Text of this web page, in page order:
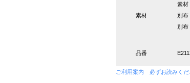
素材
素材
別布
別布
品番
ご利用案内 必ずお読みくだ